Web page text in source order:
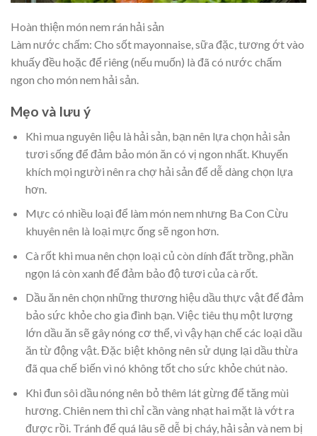
Hoàn thiện món nem rán hải sản
Làm nước chấm: Cho sốt mayonnaise, sữa đặc, tương ớt vào
khuấy đều hoặc để riêng (nếu muốn) là đã có nước chấm
ngon cho món nem hải sản.
Mẹo và lưu ý
Khi mua nguyên liệu là hải sản, bạn nên lựa chọn hải sản
tươi sống để đảm bảo món ăn có vị ngon nhất. Khuyến
khích mọi người nên ra chợ hải sản để dễ dàng chọn lựa
hơn.
Mực có nhiều loại để làm món nem nhưng Ba Con Cừu
khuyên nên là loại mực ống sẽ ngon hơn.
Cà rốt khi mua nên chọn loại củ còn dính đất trồng, phần
ngọn lá còn xanh để đảm bảo độ tươi của cà rốt.
Dầu ăn nên chọn những thương hiệu dầu thực vật để đảm
bảo sức khỏe cho gia đình bạn. Việc tiêu thụ một lượng
lớn dầu ăn sẽ gây nóng cơ thể, vì vậy hạn chế các loại dầu
ăn từ động vật. Đặc biệt không nên sử dụng lại dầu thừa
đã qua chế biến vì nó không tốt cho sức khỏe chút nào.
Khi đun sôi dầu nóng nên bỏ thêm lát gừng để tăng mùi
hương. Chiên nem thì chỉ cần vàng nhạt hai mặt là vớt ra
được rồi. Tránh để quá lâu sẽ dễ bị cháy, hải sản và nem bị